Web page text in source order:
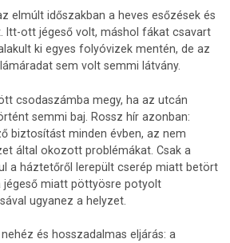
elmúlt időszakban a heves esőzések és
Itt-ott jégeső volt, máshol fákat csavart
ki egyes folyóvizek mentén, de az
sem volt semmi látvány.
csodaszámba megy, ha az utcán
semmi baj. Rossz hír azonban:
biztosítást minden évben, az nem
által okozott problémákat. Csak a
a háztetőről lerepült cserép miatt betört
jégeső miatt pöttyösre potyolt
ugyanez a helyzet.
és hosszadalmas eljárás: a